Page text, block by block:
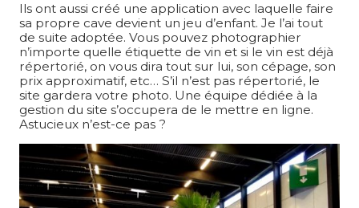
Ils ont aussi créé une application avec laquelle faire
sa propre cave devient un jeu d’enfant. Je l’ai tout
de suite adoptée. Vous pouvez photographier
n’importe quelle étiquette de vin et si le vin est déjà
répertorié, on vous dira tout sur lui, son cépage, son
prix approximatif, etc… S’il n’est pas répertorié, le
site gardera votre photo. Une équipe dédiée à la
gestion du site s’occupera de le mettre en ligne.
Astucieux n’est-ce pas ?